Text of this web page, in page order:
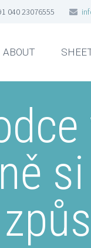
040 23076555
ABOUT